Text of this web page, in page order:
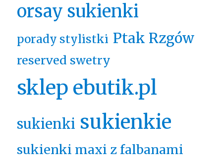
orsay sukienki
porady stylistki Ptak Rzgów
reserved swetry
sklep ebutik.pl
sukienki sukienkie
sukienki maxi z falbanami